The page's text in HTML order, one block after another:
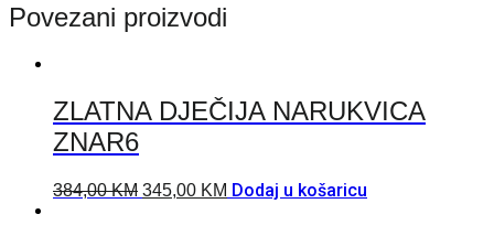
Povezani proizvodi
ZLATNA DJEČIJA NARUKVICA
ZNAR6
384,00KM 345,00 KM Dodaj u košaricu